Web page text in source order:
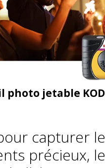
photo jetable
capturer
précieux,